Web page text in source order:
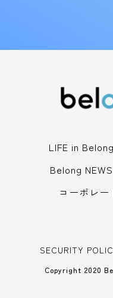
LIFE in Belong
Belong NEWS
コーポレー
Copyright 2020
SECURITY